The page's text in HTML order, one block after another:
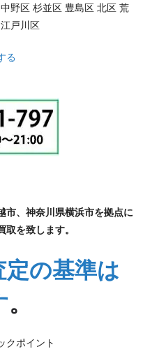
野区 杉並区 豊島区 北区 荒
戸川区
る
市、神奈川県横浜市を拠点に
を致します。
の基準は
。
クポイント